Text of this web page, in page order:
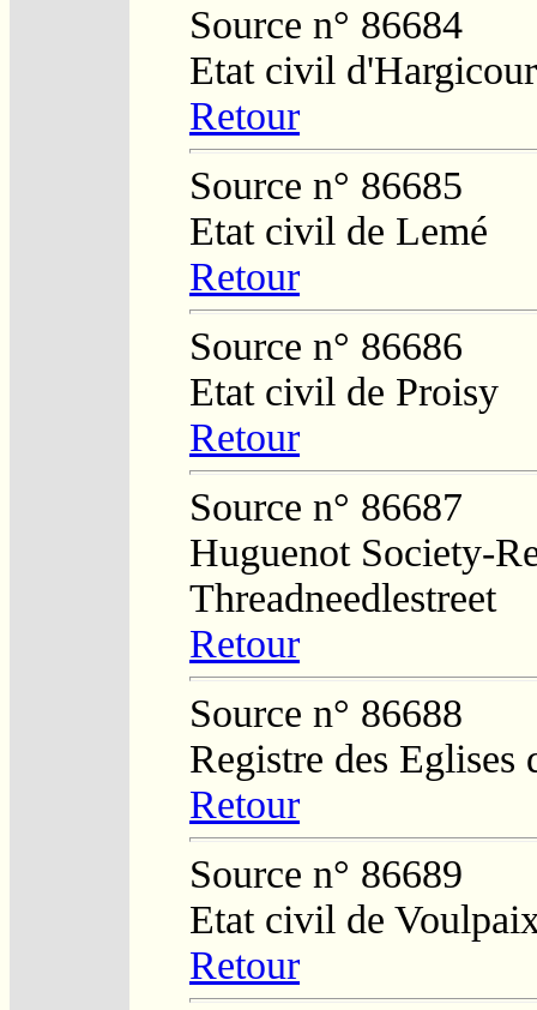
Source n° 86684
Etat civil
Retour
Source n° 86685
Etat civil de Lemé
Retour
Source n° 86686
Etat civil de Proisy
Retour
Source n° 86687
Huguenot Society-
Threadneedlestreet
Retour
Source n° 86688
Registre des Eglises
Retour
Source n° 86689
Etat civil de
Retour